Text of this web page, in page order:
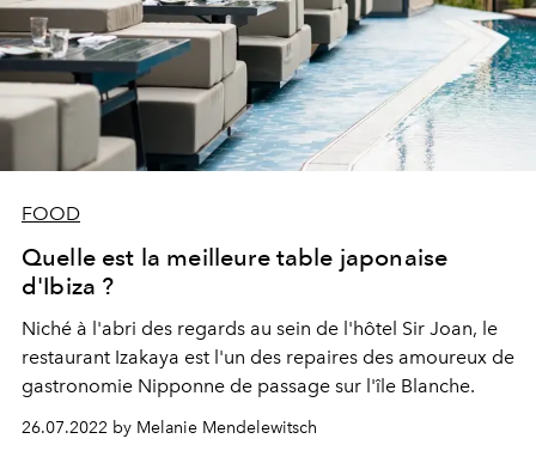
FOOD
Quelle est la meilleure table japonaise
d'Ibiza ?
Niché à l'abri des regards au sein de l'hôtel Sir Joan, le
restaurant Izakaya est l'un des repaires des amoureux de
gastronomie Nipponne de passage sur l'île Blanche.
26.07.2022 by Melanie Mendelewitsch